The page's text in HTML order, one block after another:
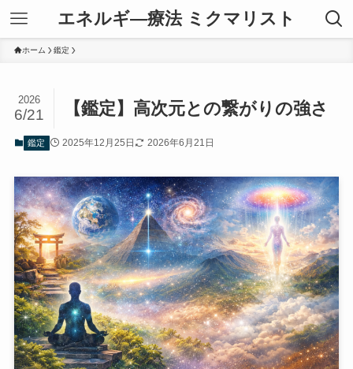
エネルギ―療法 ミクマリスト
ホーム 鑑定
【鑑定】高次元との繋がりの強さ
2026
6/21
鑑定 2025年12月25日 2026年6月21日